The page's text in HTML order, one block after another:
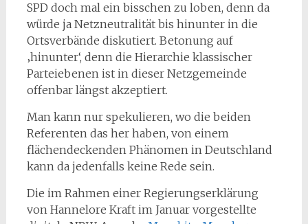
SPD doch mal ein bisschen zu loben, denn da
würde ja Netzneutralität bis hinunter in die
Ortsverbände diskutiert. Betonung auf
‚hinunter‘, denn die Hierarchie klassischer
Parteiebenen ist in dieser Netzgemeinde
offenbar längst akzeptiert.
Man kann nur spekulieren, wo die beiden
Referenten das her haben, von einem
flächendeckenden Phänomen in Deutschland
kann da jedenfalls keine Rede sein.
Die im Rahmen einer Regierungserklärung
von Hannelore Kraft im Januar vorgestellte